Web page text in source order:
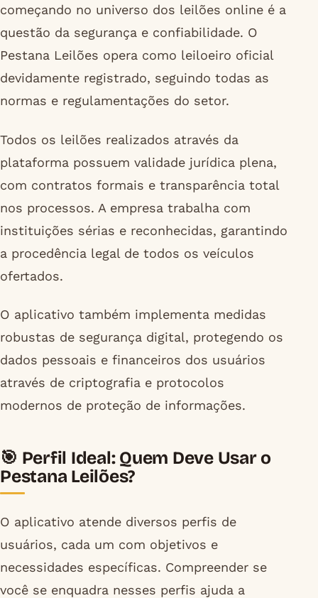
começando no universo dos leilões online é a
questão da segurança e confiabilidade. O
Pestana Leilões opera como leiloeiro oficial
devidamente registrado, seguindo todas as
normas e regulamentações do setor.
Todos os leilões realizados através da
plataforma possuem validade jurídica plena,
com contratos formais e transparência total
nos processos. A empresa trabalha com
instituições sérias e reconhecidas, garantindo
a procedência legal de todos os veículos
ofertados.
O aplicativo também implementa medidas
robustas de segurança digital, protegendo os
dados pessoais e financeiros dos usuários
através de criptografia e protocolos
modernos de proteção de informações.
🎯 Perfil Ideal: Quem Deve Usar o
Pestana Leilões?
O aplicativo atende diversos perfis de
usuários, cada um com objetivos e
necessidades específicas. Compreender se
você se enquadra nesses perfis ajuda a